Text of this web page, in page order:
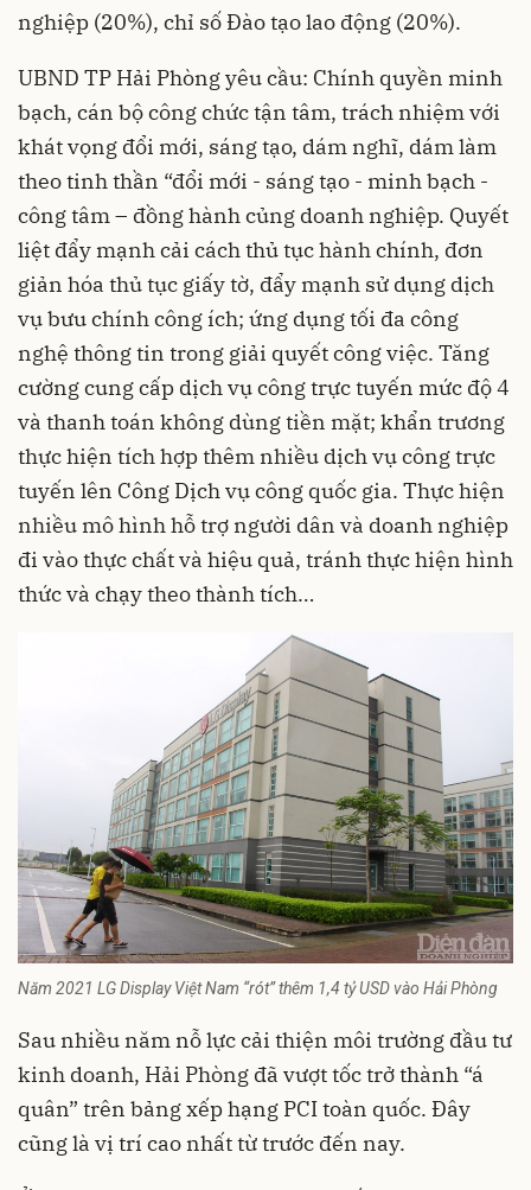
nghiệp (20%), chỉ số Đào tạo lao động (20%).
UBND TP Hải Phòng yêu cầu: Chính quyền minh
bạch, cán bộ công chức tận tâm, trách nhiệm với
khát vọng đổi mới, sáng tạo, dám nghĩ, dám làm
theo tinh thần “đổi mới - sáng tạo - minh bạch -
công tâm – đồng hành củng doanh nghiệp. Quyết
liệt đẩy mạnh cải cách thủ tục hành chính, đơn
giản hóa thủ tục giấy tờ, đẩy mạnh sử dụng dịch
vụ bưu chính công ích; ứng dụng tối đa công
nghệ thông tin trong giải quyết công việc. Tăng
cường cung cấp dịch vụ công trực tuyến mức độ 4
và thanh toán không dùng tiền mặt; khẩn trương
thực hiện tích hợp thêm nhiều dịch vụ công trực
tuyến lên Công Dịch vụ công quốc gia. Thực hiện
nhiều mô hình hỗ trợ người dân và doanh nghiệp
đi vào thực chất và hiệu quả, tránh thực hiện hình
thức và chạy theo thành tích…
Năm 2021 LG Display Việt Nam “rót” thêm 1,4 tỷ USD vào Hải Phòng
Sau nhiều năm nỗ lực cải thiện môi trường đầu tư
kinh doanh, Hải Phòng đã vượt tốc trở thành “á
quân” trên bảng xếp hạng PCI toàn quốc. Đây
cũng là vị trí cao nhất từ trước đến nay.